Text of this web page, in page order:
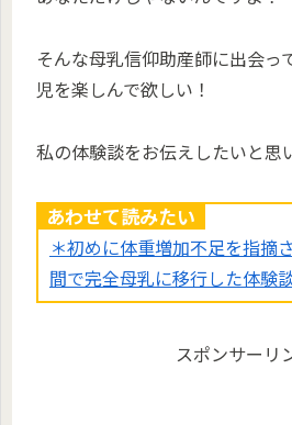
そんな母乳信仰助産師に出会っ
児を楽しんで欲しい！
私の体験談をお伝えしたいと思
あわせて読みたい
＊初めに体重増加不足を指摘
間で完全母乳に移行した体験
スポンサーリ